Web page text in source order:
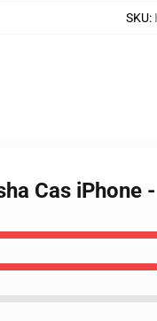
SKU:
Cas iPhone